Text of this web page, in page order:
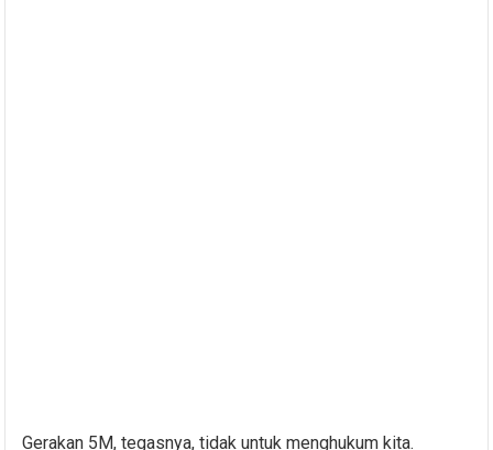
Gerakan 5M, tegasnya, tidak untuk menghukum kita.